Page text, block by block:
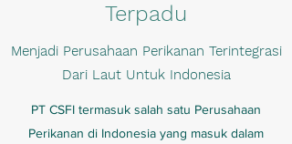
Terpadu
Menjadi Perusahaan Perikanan Terintegrasi
Dari Laut Untuk Indonesia
PT CSFI termasuk salah satu Perusahaan
Perikanan di Indonesia yang masuk dalam